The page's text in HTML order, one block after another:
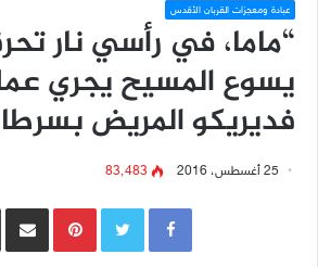
عبادة ومعجزات القربان الأقدس
“ماما، في رأسي نار
يسوع المسيح يجري
فديريكو المريض
25 أغسطس، 2016 83٬483
Pinterest